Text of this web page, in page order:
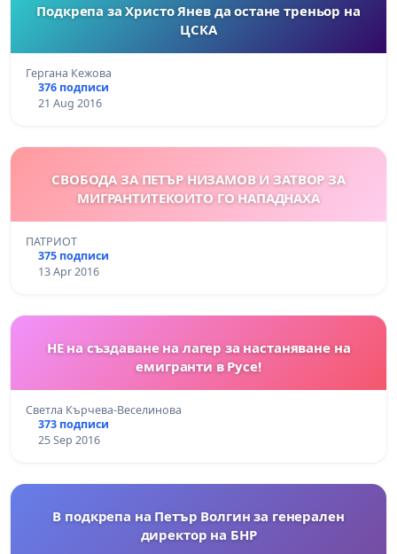
Подкрепа за Христо Янев да остане треньор на
ЦСКА
Гергана Кежова
376 подписи
21 Aug 2016
СВОБОДА ЗА ПЕТЪР НИЗАМОВ И ЗАТВОР ЗА
МИГРАНТИТЕКОИТО ГО НАПАДНАХА
ПАТРИОТ
375 подписи
13 Apr 2016
НЕ на създаване на лагер за настаняване на
емигранти в Русе!
Светла Кърчева-Веселинова
373 подписи
25 Sep 2016
В подкрепа на Петър Волгин за генерален
директор на БНР